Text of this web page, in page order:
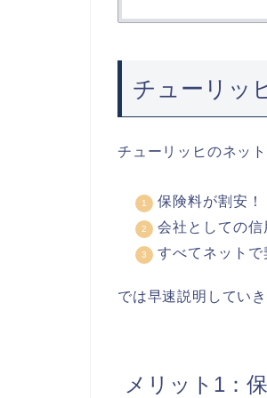
チューリッ
チューリッヒのネッ
保険料が割安！
会社としての信
すべてネットで
では早速説明していき
メリット1：